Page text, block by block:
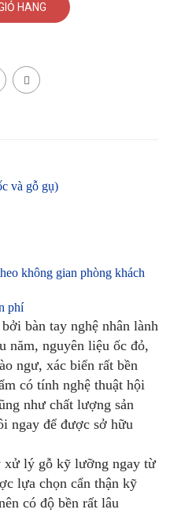
HANG
và gỗ gụ)
không gian phòng khách
phí
bàn tay nghệ nhân lành
năm, nguyên liệu ốc đỏ,
ngư, xác biển rất bền
có tính nghệ thuật hội
như chất lượng sản
ngay để được sở hữu
xử lý gỗ kỹ lưỡng ngay từ
lựa chọn cẩn thận kỹ
có độ bền rất lâu